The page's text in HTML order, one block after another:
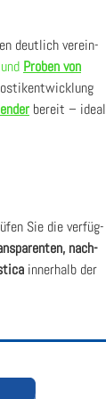
deut­lich ver­ein­
und Pro­ben von
bereit – ide­al
Sie die ver­füg­
nach­
inner­halb der